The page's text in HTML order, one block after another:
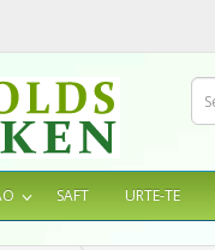
SAFT URTE-TE